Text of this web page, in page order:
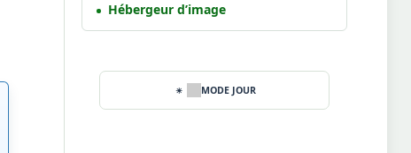
Hébergeur d’image
MODE JOUR